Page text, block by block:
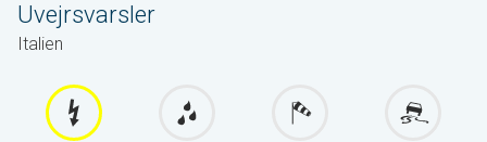
Uvejrsvarsler
Italien